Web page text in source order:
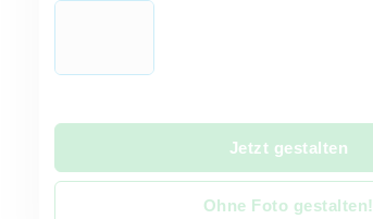
Jetzt gestalten
Ohne Foto gestalten!